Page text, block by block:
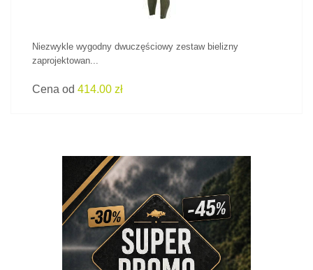
Niezwykle wygodny dwuczęściowy zestaw bielizny
zaprojektowan...
Cena od 414.00 zł